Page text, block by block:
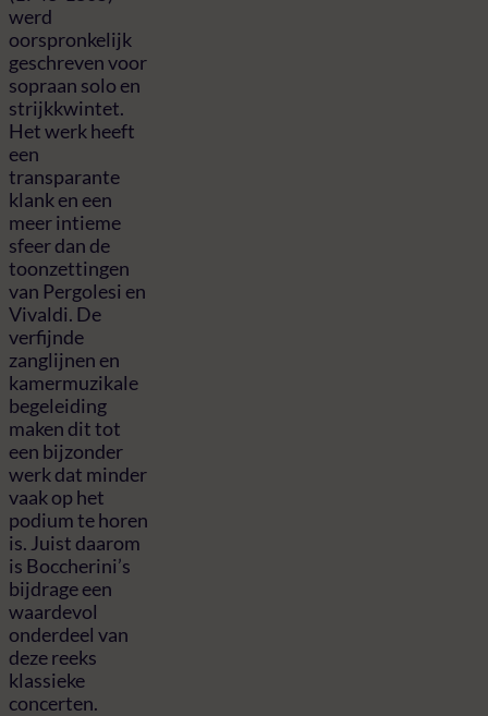
werd
oorspronkelijk
geschreven voor
sopraan solo en
strijkkwintet.
Het werk heeft
een
transparante
klank en een
meer intieme
sfeer dan de
toonzettingen
van Pergolesi en
Vivaldi. De
verfijnde
zanglijnen en
kamermuzikale
begeleiding
maken dit tot
een bijzonder
werk dat minder
vaak op het
podium te horen
is. Juist daarom
is Boccherini’s
bijdrage een
waardevol
onderdeel van
deze reeks
klassieke
concerten.